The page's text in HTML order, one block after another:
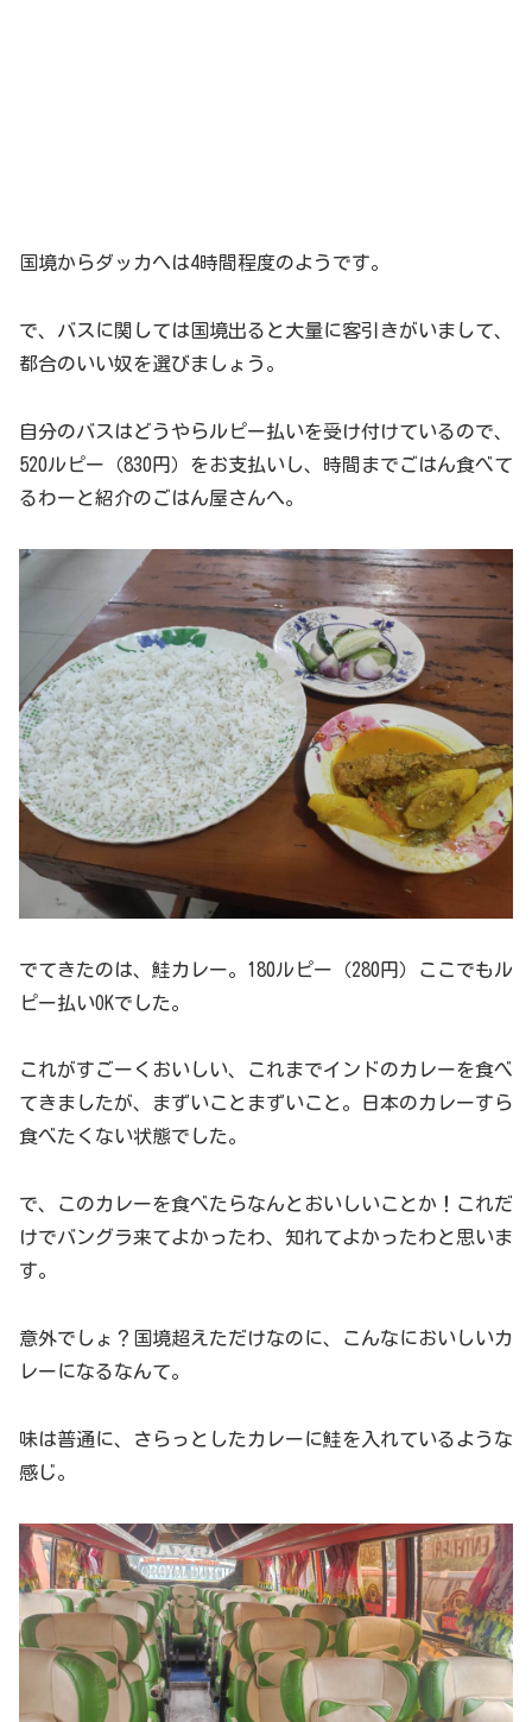
国境からダッカへは4時間程度のようです。
で、バスに関しては国境出ると大量に客引きがいまして、
都合のいい奴を選びましょう。
自分のバスはどうやらルピー払いを受け付けているので、
520ルピー（830円）をお支払いし、時間までごはん食べて
るわーと紹介のごはん屋さんへ。
でてきたのは、鮭カレー。180ルピー（280円）ここでもル
ピー払いOKでした。
これがすごーくおいしい、これまでインドのカレーを食べ
てきましたが、まずいことまずいこと。日本のカレーすら
食べたくない状態でした。
で、このカレーを食べたらなんとおいしいことか！これだ
けでバングラ来てよかったわ、知れてよかったわと思いま
す。
意外でしょ？国境超えただけなのに、こんなにおいしいカ
レーになるなんて。
味は普通に、さらっとしたカレーに鮭を入れているような
感じ。